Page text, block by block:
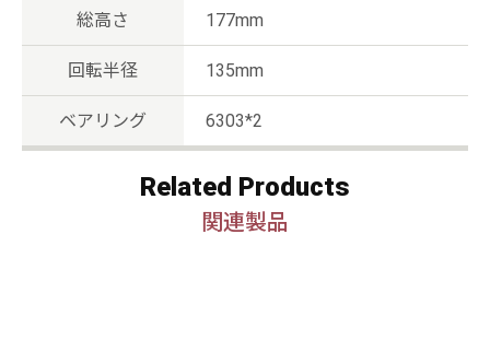
総高さ 177mm
回転半径 135mm
ベアリング 6303*2
Related Products
関連製品